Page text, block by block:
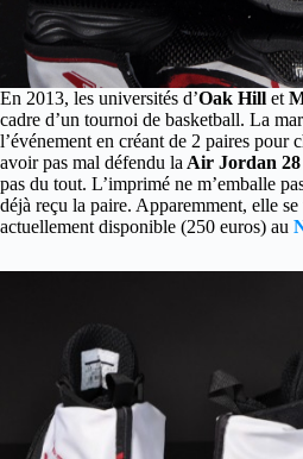
En 2013, les universités d’Oak Hill et
cadre d’un tournoi de basketball. La
l’événement en créant de 2 paires pour
avoir pas mal défendu la Air Jordan 28
pas du tout. L’imprimé ne m’emballe
déjà reçu la paire. Apparemment, elle
actuellement disponible (250 euros) au